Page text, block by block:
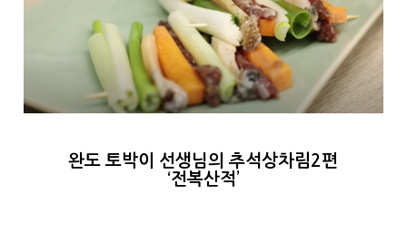
완도 토박이 선생님의 추석상차림2편
‘전복산적’